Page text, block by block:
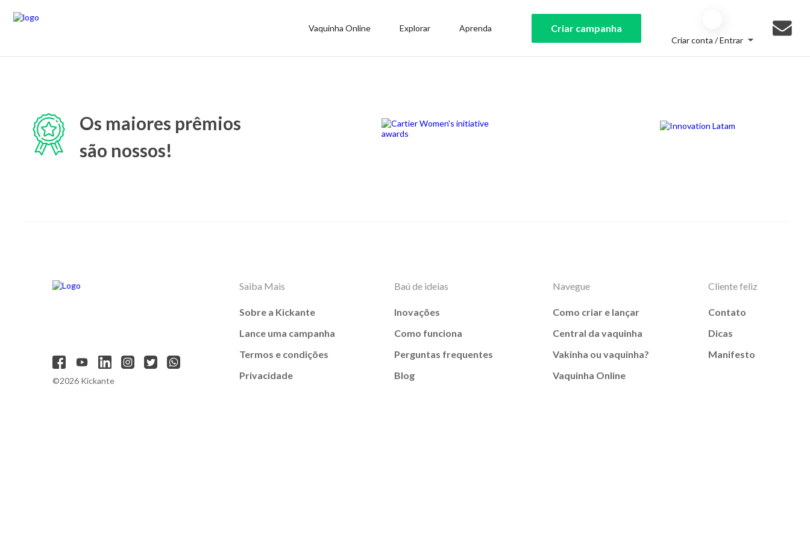
Vaquinha Online Explorar Aprenda Criar campanha
Criar conta / Entrar
Os maiores prêmios
são nossos!
©2026 Kickante
Saiba Mais
Sobre a Kickante
Lance uma campanha
Termos e condições
Privacidade
Baú de ideias
Inovações
Como funciona
Perguntas frequentes
Blog
Navegue
Como criar e lançar
Central da vaquinha
Vakinha ou vaquinha?
Vaquinha Online
Cliente feliz
Contato
Dicas
Manifesto